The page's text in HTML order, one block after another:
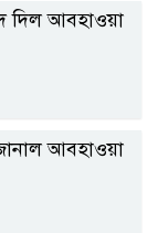
দিল আবহাওয়া
আবহাওয়া